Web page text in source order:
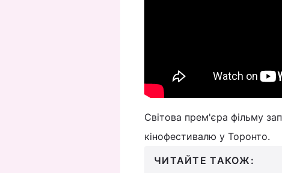
Світова прем'єра фільму
кінофестивалю у Торонто.
ЧИТАЙТЕ ТАКОЖ: